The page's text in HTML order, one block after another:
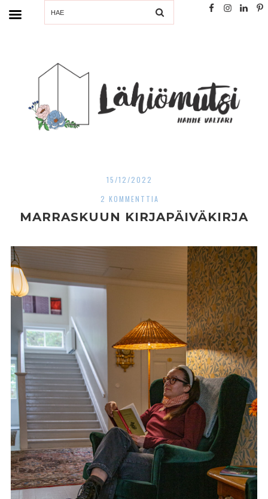
SEARCH
15/12/2022
2 KOMMENTTIA
MARRASKUUN KIRJAPÄIVÄKIRJA